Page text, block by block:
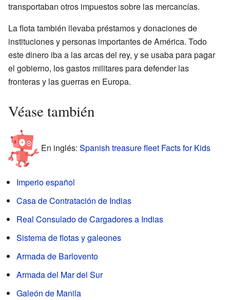
transportaban otros impuestos sobre las mercancías.
La flota también llevaba préstamos y donaciones de
instituciones y personas importantes de América. Todo
este dinero iba a las arcas del rey, y se usaba para pagar
el gobierno, los gastos militares para defender las
fronteras y las guerras en Europa.
Véase también
En inglés: Spanish treasure fleet Facts for Kids
Imperio español
Casa de Contratación de Indias
Real Consulado de Cargadores a Indias
Sistema de flotas y galeones
Armada de Barlovento
Armada del Mar del Sur
Galeón de Manila